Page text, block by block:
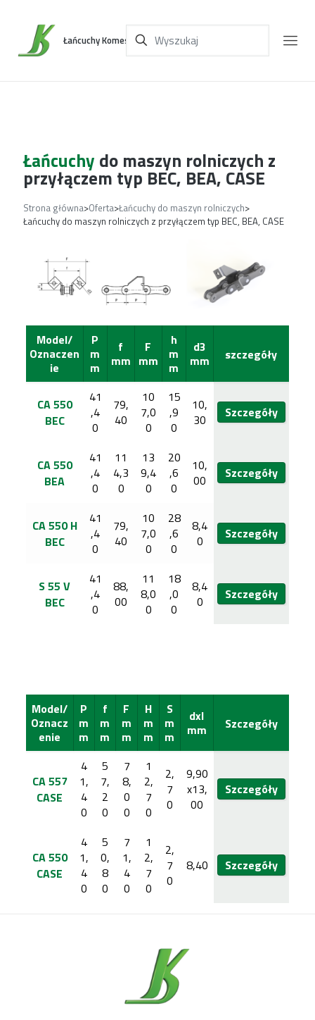
Łańcuchy Komes
Łańcuchy do maszyn rolniczych z
przyłączem typ BEC, BEA, CASE
Strona główna>Oferta>Łańcuchy do maszyn rolniczych>
Łańcuchy do maszyn rolniczych z przyłączem typ BEC, BEA, CASE
Model/
Oznaczen
ie
P
m
m
f
mm
F
mm
h
m
m
d3
mm
szczegóły
CA 550
BEC
41
,4
0
79,
40
10
7,0
0
15
,9
0
10,
30
Szczegóły
CA 550
BEA
41
,4
0
11
4,3
0
13
9,4
0
20
,6
0
10,
00
Szczegóły
CA 550 H
BEC
41
,4
0
79,
40
10
7,0
0
28
,6
0
8,4
0
Szczegóły
S 55 V
BEC
41
,4
0
88,
00
11
8,0
0
18
,0
0
8,4
0
Szczegóły
Model/
Oznacz
enie
P
m
m
f
m
m
F
m
m
H
m
m
S
m
m
dxl
mm
Szczegóły
CA 557
CASE
4
1,
4
0
5
7,
2
0
7
8,
0
0
1
2,
7
0
2,
7
0
9,90
x13,
00
Szczegóły
CA 550
CASE
4
1,
4
0
5
0,
8
0
7
1,
4
0
1
2,
7
0
2,
7
0
8,40 Szczegóły